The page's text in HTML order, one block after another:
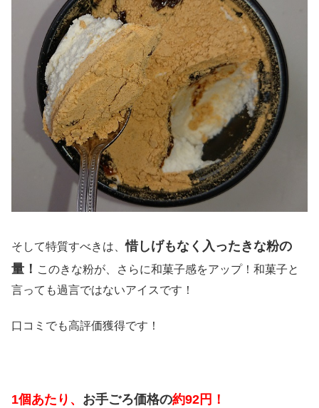
そして特質すべきは、惜しげもなく入ったきな粉の
量！ このきな粉が、さらに和菓子感をアップ！和菓子と
言っても過言ではないアイスです！
口コミでも高評価獲得です！
1個あたり、 お手ごろ価格の約92円！